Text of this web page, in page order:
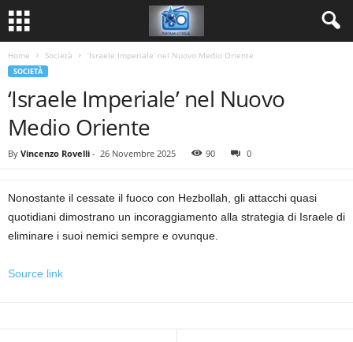
Home Società ‘Israele Imperiale’ nel Nuovo Medio Oriente
SOCIETÀ
‘Israele Imperiale’ nel Nuovo
Medio Oriente
By Vincenzo Rovelli - 26 Novembre 2025 90 0
Nonostante il cessate il fuoco con Hezbollah, gli attacchi quasi
quotidiani dimostrano un incoraggiamento alla strategia di Israele di
eliminare i suoi nemici sempre e ovunque.
Source link